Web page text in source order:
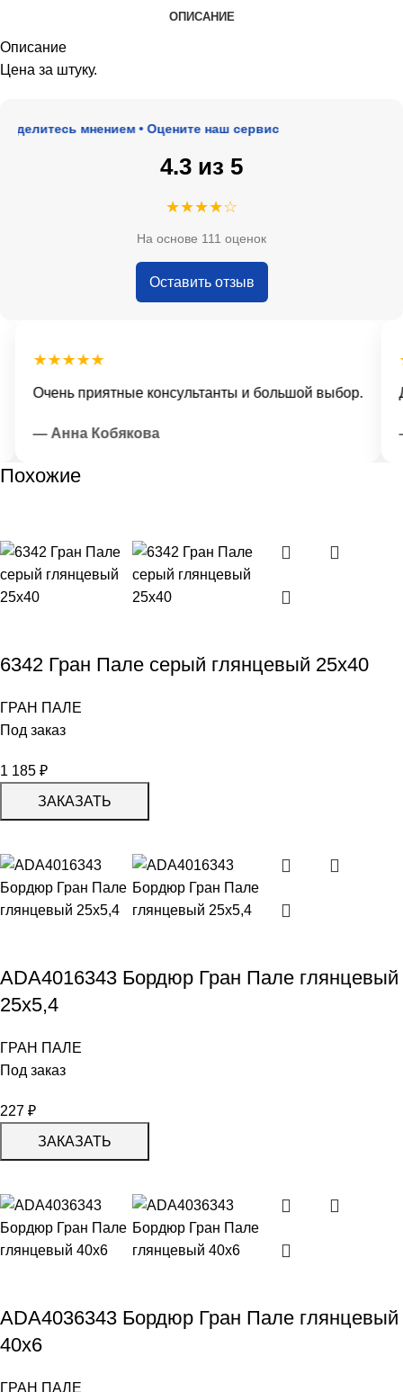
ОПИСАНИЕ
Описание
Цена за штуку.
мнением • Оцените наш сервис
4.3 из 5
★★★★☆
На основе 111 оценок
Оставить отзыв
★★★★★
Очень приятные консультанты и большой выбор.
— Анна Кобякова
Похожие
6342 Гран Пале серый глянцевый 25х40
ГРАН ПАЛЕ
Под заказ
1 185 ₽
ЗАКАЗАТЬ
ADA4016343 Бордюр Гран Пале глянцевый
25х5,4
ГРАН ПАЛЕ
Под заказ
227 ₽
ЗАКАЗАТЬ
ADA4036343 Бордюр Гран Пале глянцевый
40х6
ГРАН ПАЛЕ